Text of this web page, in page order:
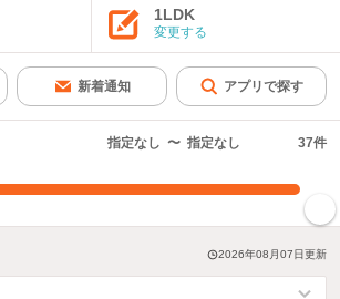
1LDK
変更する
新着通知 アプリで探す
指定なし 〜 指定なし 37件
2026年08月07日更新